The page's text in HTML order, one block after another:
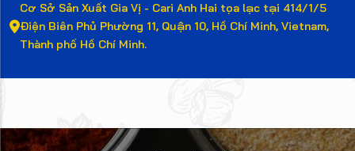
Cơ Sở Sản Xuất Gia Vị - Cari Anh Hai tọa lạc tại 414/1/5
Điện Biên Phủ Phường 11, Quận 10, Hồ Chí Minh, Vietnam,
Thành phố Hồ Chí Minh.